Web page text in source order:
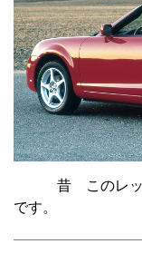
昔 このレッド
です。